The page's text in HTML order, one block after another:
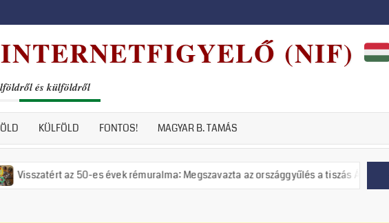
(NIF)
és külföldről
KÜLFÖLD FONTOS! MAGYAR B. TAMÁS
az 50-es évek rémuralma: Megszavazta az országgyűlés a tiszás ÁVH felállítását!